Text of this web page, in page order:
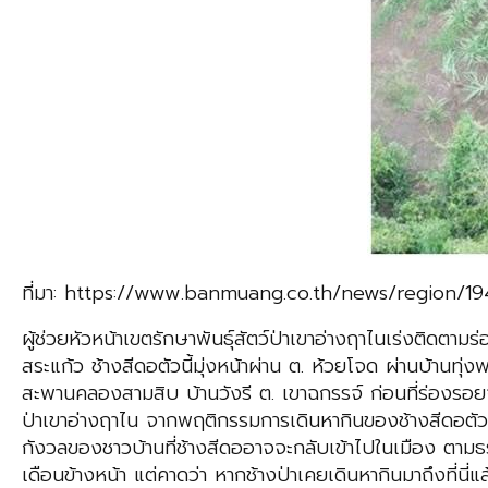
ที่มา: https://www.banmuang.co.th/news/region/
ผู้ช่วยหัวหน้าเขตรักษาพันธุ์สัตว์ป่าเขาอ่างฤาไนเร่งติดต
สระแก้ว ช้างสีดอตัวนี้มุ่งหน้าผ่าน ต. ห้วยโจด ผ่านบ้านทุ่ง
สะพานคลองสามสิบ บ้านวังรี ต. เขาฉกรรจ์ ก่อนที่ร่องรอ
ป่าเขาอ่างฤาไน จากพฤติกรรมการเดินหากินของช้างสีด
กังวลของชาวบ้านที่ช้างสีดออาจจะกลับเข้าไปในเมือง ตา
เดือนข้างหน้า แต่คาดว่า หากช้างป่าเคยเดินหากินมาถึงที่